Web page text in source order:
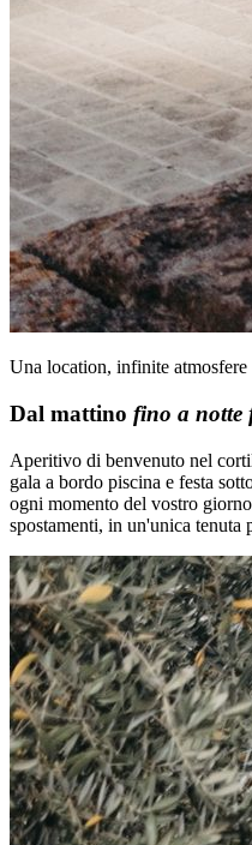
Una location, infinite atmosfere
Dal mattino fino a notte
Aperitivo di benvenuto nel
gala a bordo piscina e festa
ogni momento del vostro
spostamenti, in un'unica tenuta